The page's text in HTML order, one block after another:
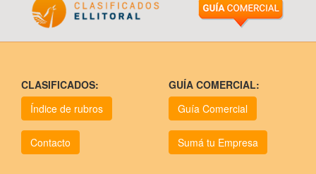
CLASIFICADOS:
Índice de rubros
Contacto
GUÍA COMERCIAL:
Guía Comercial
Sumá tu Empresa